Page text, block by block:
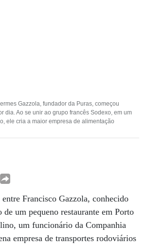
Gazzola, fundador da Puras, começou
dia. Ao se unir ao grupo francês Sodexo, em um
ele cria a maior empresa de alimentação
Francisco Gazzola, conhecido
um pequeno restaurante em Porto
um funcionário da Companhia
empresa de transportes rodoviários